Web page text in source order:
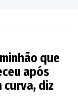
que
após
diz